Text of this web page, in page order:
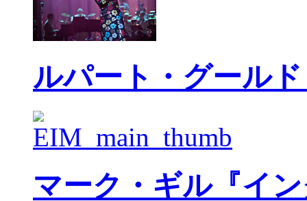
ルパート・グール
マーク・ギル『イ